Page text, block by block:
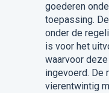
goederen
toepassing.
onder de
is voor het
waarvoor
ingevoerd. De
vierentwintig